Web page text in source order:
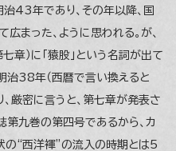
43年であり、その年以降、国
まった、ように思われる。が、
章）に「猿股」という名詞が出て
治38年（西暦で言い換えると
、厳密に言うと、第七章が発表さ
九巻の第四号であるから、カ
の“西洋褌”の流入の時期とは5